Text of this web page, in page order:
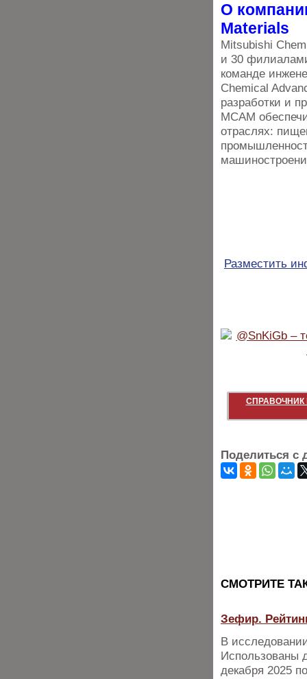
О
Materials
Mitsubishi
и 30
команде
Chemical
разработки и
MCAM
отраслях:
Разместить
СПРАВОЧНИК
Поделиться с
CМОТРИТЕ
Зефир.
В
Использованы
декабря 2025